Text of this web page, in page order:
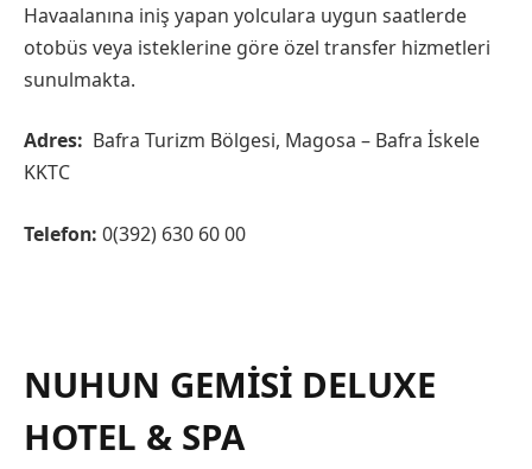
Havaalanına iniş yapan yolculara uygun saatlerde
otobüs veya isteklerine göre özel transfer hizmetleri
sunulmakta.
Adres: Bafra Turizm Bölgesi, Magosa – Bafra İskele
KKTC
Telefon: 0(392) 630 60 00
NUHUN GEMISI DELUXE
HOTEL & SPA